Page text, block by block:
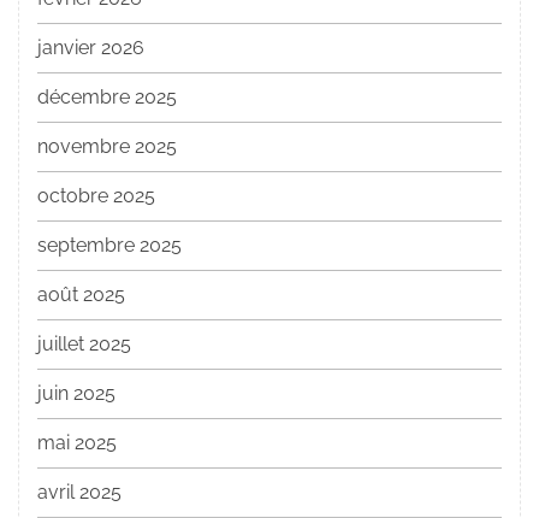
janvier 2026
décembre 2025
novembre 2025
octobre 2025
septembre 2025
août 2025
juillet 2025
juin 2025
mai 2025
avril 2025